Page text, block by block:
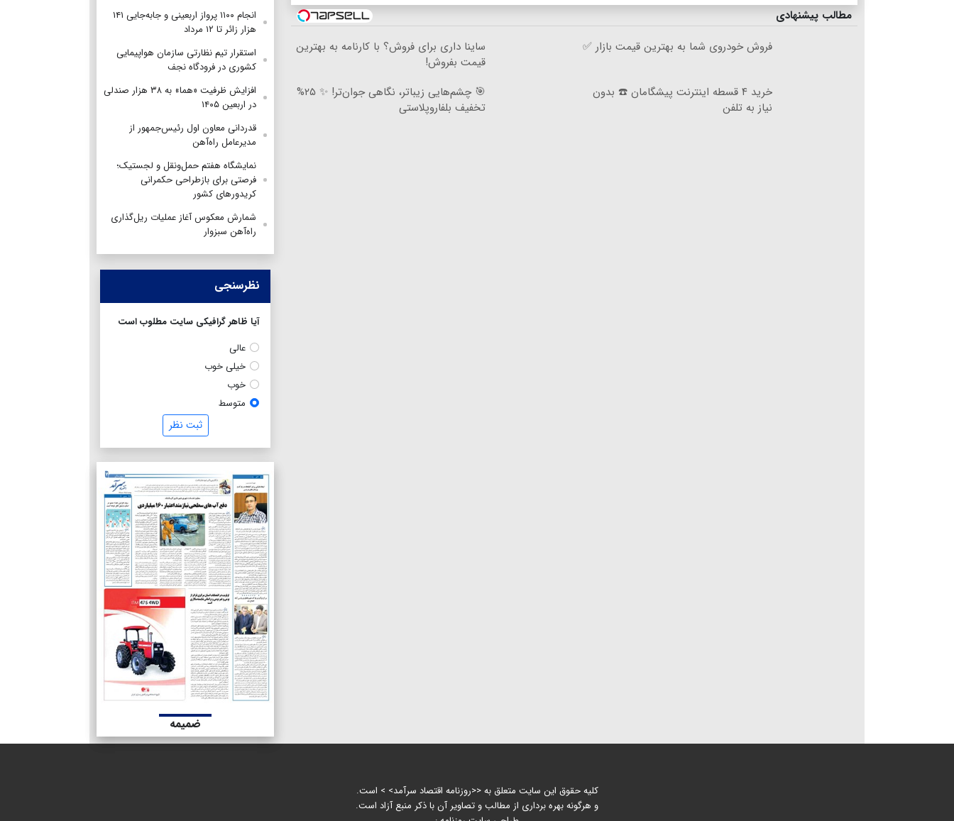
مطالب پیشنهادی
فروش خودروی شما به بهترین قیمت بازار ✅
ساینا داری برای فروش؟ با کارنامه به بهترین
قیمت بفروش!
خرید ۴ قسطه اینترنت پیشگامان ☎️ بدون
نیاز به تلفن
🎯 چشم‌هایی زیباتر، نگاهی جوان‌تر! ✨ ۲۵%
تخفیف بلفاروپلاستی
انجام ۱۱۰۰ پرواز اربعینی و جابه‌جایی ۱۴۱
هزار زائر تا ۱۲ مرداد
استقرار تیم‌ نظارتی سازمان هواپیمایی
کشوری در فرودگاه نجف
افزایش ظرفیت «هما» به ۳۸ هزار صندلی
در اربعین ۱۴۰۵
قدردانی معاون اول رئیس‌جمهور از
مدیرعامل راه‌آهن
نمایشگاه هفتم حمل‌ونقل و لجستیک؛
فرصتی برای بازطراحی حکمرانی
کریدورهای کشور
شمارش معکوس آغاز عملیات ریل‌گذاری
راه‌آهن سبزوار
نظرسنجی
آیا ظاهر گرافیکی سایت مطلوب است
عالی
خیلی خوب
خوب
متوسط
ثبت نظر
ضمیمه
کلیه حقوق این سایت متعلق به <<روزنامه اقتصاد سرآمد> > است.
و هرگونه بهره برداری از مطالب و تصاویر آن با ذکر منبع آزاد است.